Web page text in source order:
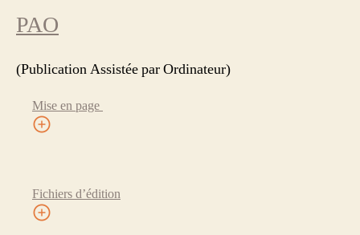
PAO
(Publication Assistée par Ordinateur)
Mise en page
Fichiers d’édition